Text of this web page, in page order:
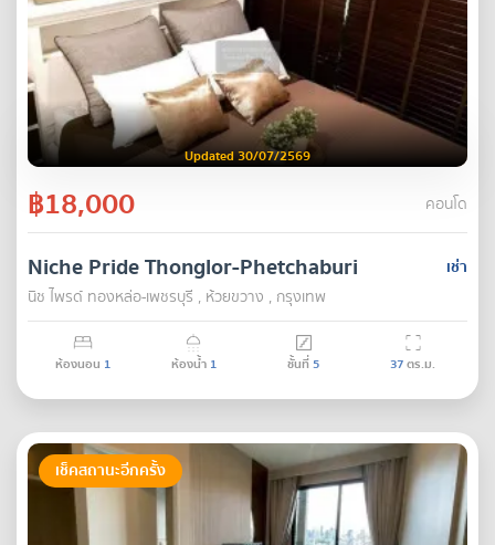
Updated 30/07/2569
฿18,000 คอนโด
เช่า
Niche Pride Thonglor-Phetchaburi
นิช ไพรด์ ทองหล่อ-เพชรบุรี , ห้วยขวาง , กรุงเทพ
ห้องนอน 1 ห้องน้ำ 1 ชั้นที่5 37ตร.ม.
เช็คสถานะอีกครั้ง